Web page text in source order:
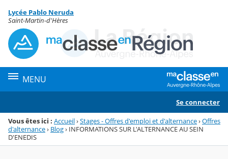
Menu de la rubrique
Contenu
Lycée Pablo Neruda
Saint-Martin-d'Hères
MENU
Se connecter
Vous êtes ici : Accueil›Stages - Offres d'emploi et d'alternance›Offres
d'alternance› Blog› INFORMATIONS SUR L'ALTERNANCE AU SEIN
D'ENEDIS